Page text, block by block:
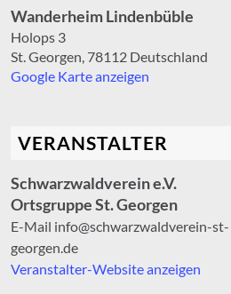
Wanderheim Lindenbüble
Holops 3
St. Georgen, 78112 Deutschland
Google Karte anzeigen
VERANSTALTER
Schwarzwaldverein e.V.
Ortsgruppe St. Georgen
E-Mail info@schwarzwaldverein-st-
georgen.de
Veranstalter-Website anzeigen